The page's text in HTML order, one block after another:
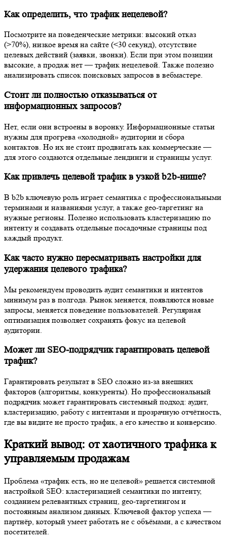
Как определить, что трафик нецелевой?
Посмотрите на поведенческие метрики: высокий отказ
(>70%), низкое время на сайте (<30 секунд), отсутствие
целевых действий (заявки, звонки). Если при этом позиции
высокие, а продаж нет — трафик нецелевой. Также полезно
анализировать список поисковых запросов в вебмастере.
Стоит ли полностью отказываться от
информационных запросов?
Нет, если они встроены в воронку. Информационные статьи
нужны для прогрева «холодной» аудитории и сбора
контактов. Но их не стоит продвигать как коммерческие —
для этого создаются отдельные лендинги и страницы услуг.
Как привлечь целевой трафик в узкой b2b-нише?
В b2b ключевую роль играет семантика с профессиональными
терминами и названиями услуг, а также geo-таргетинг на
нужные регионы. Полезно использовать кластеризацию по
интенту и создавать отдельные посадочные страницы под
каждый продукт.
Как часто нужно пересматривать настройки для
удержания целевого трафика?
Мы рекомендуем проводить аудит семантики и интентов
минимум раз в полгода. Рынок меняется, появляются новые
запросы, меняется поведение пользователей. Регулярная
оптимизация позволяет сохранять фокус на целевой
аудитории.
Может ли SEO-подрядчик гарантировать целевой
трафик?
Гарантировать результат в SEO сложно из-за внешних
факторов (алгоритмы, конкуренты). Но профессиональный
подрядчик может гарантировать системный подход: аудит,
кластеризацию, работу с интентами и прозрачную отчётность,
где вы видите не просто трафик, а его качество и конверсию.
Краткий вывод: от хаотичного трафика к
управляемым продажам
Проблема «трафик есть, но не целевой» решается системной
настройкой SEO: кластеризацией семантики по интенту,
созданием релевантных страниц, geo-таргетингом и
постоянным анализом данных. Ключевой фактор успеха —
партнёр, который умеет работать не с объёмами, а с качеством
посетителей.